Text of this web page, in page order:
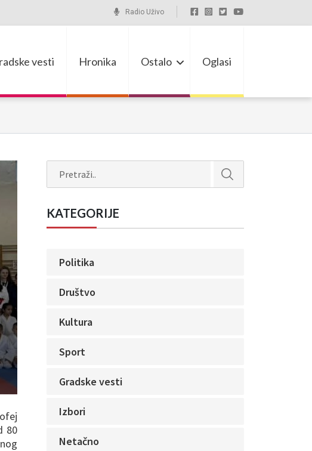
Radio Uživo
vesti Hronika Ostalo Oglasi
80
KATEGORIJE
Politika
Društvo
Kultura
Sport
Gradske vesti
Izbori
Netačno